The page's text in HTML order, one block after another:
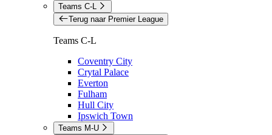
Teams C-L
Terug naar Premier League
Teams C-L
Coventry City
Crytal Palace
Everton
Fulham
Hull City
Ipswich Town
Teams M-U